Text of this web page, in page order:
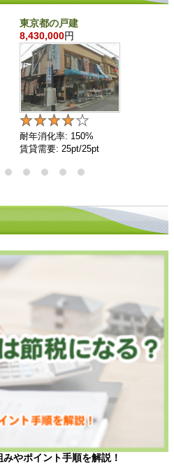
東京都の戸建
8,430,000円
耐年消化率: 150%
賃貸需要: 25pt/25pt
やポイント手順を解説！